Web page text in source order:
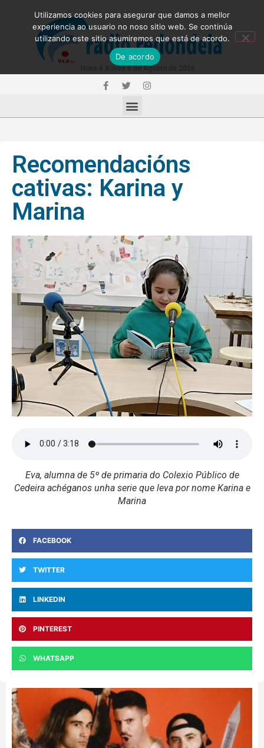
Recomendacións
cativas: Karina y
Marina
Eva, alumna de 5º de primaria do Colexio Público de
Cedeira achéganos unha serie que leva por nome Karina e
Marina
FACEBOOK
TWITTER
LINKEDIN
PINTEREST
WHATSAPP
Utilizamos cookies para asegurar que damos a mellor
experiencia ao usuario no noso sitio web. Se continúa
utilizando este sitio asumiremos que está de acordo.
De acordo